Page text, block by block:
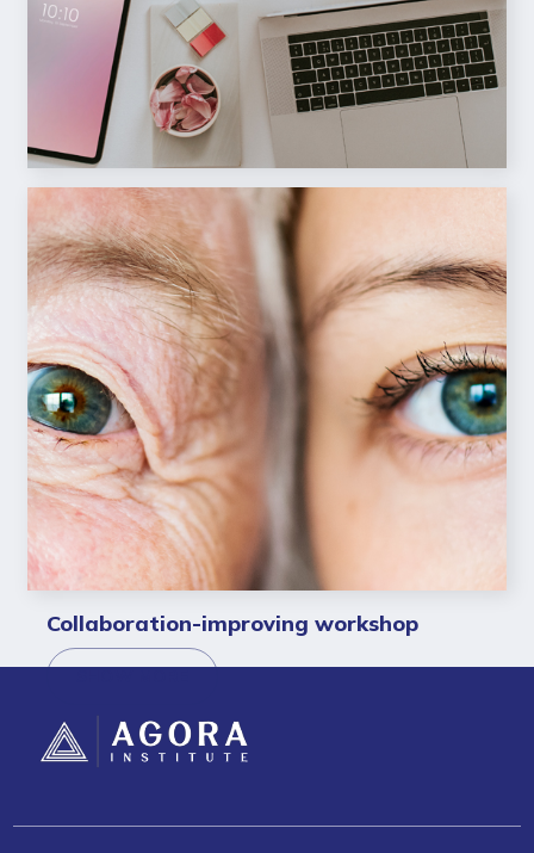
Meeting management
SHOW MORE
Collaboration-improving workshop